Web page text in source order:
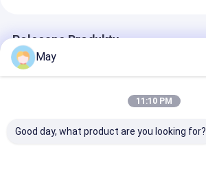
Polecane Produkty
May
11:10 PM
Good day, what product are you looking for?